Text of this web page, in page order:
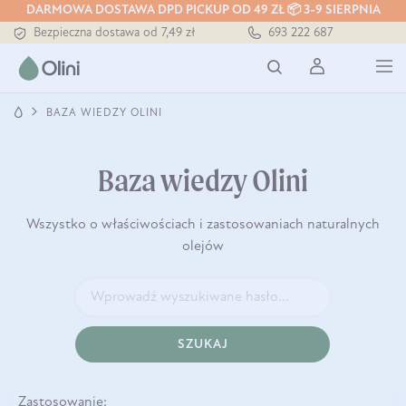
DARMOWA DOSTAWA DPD PICKUP OD 49 ZŁ 📦 3-9 SIERPNIA
Bezpieczna dostawa od 7,49 zł
Darmowa dostawa od 199 zł
693 222 687
BAZA WIEDZY OLINI
Baza wiedzy Olini
Wszystko o właściwościach i zastosowaniach naturalnych
olejów
SZUKAJ
Zastosowanie: